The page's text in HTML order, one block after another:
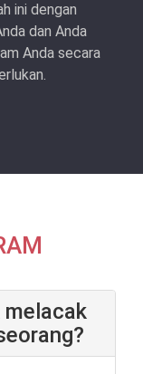
ini dengan
dan Anda
Anda secara
melacak